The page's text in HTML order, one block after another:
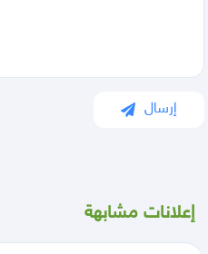
إعلانات مشابهة
إرسال